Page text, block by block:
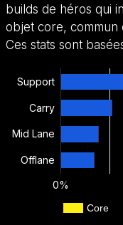
builds de héros qui
objet core, commun
Ces stats sont
Core
0%
Support
Carry
Mid Lane
Offlane